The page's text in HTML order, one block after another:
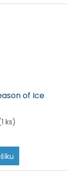
of Ice
ks)